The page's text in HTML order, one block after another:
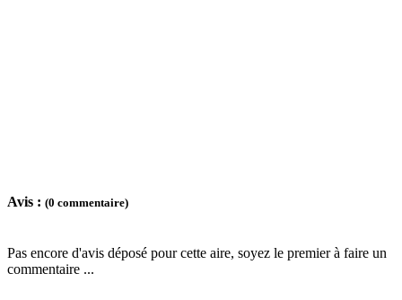
Avis : (0 commentaire)
Pas encore d'avis déposé pour cette aire, soyez le premier à faire un
commentaire ...